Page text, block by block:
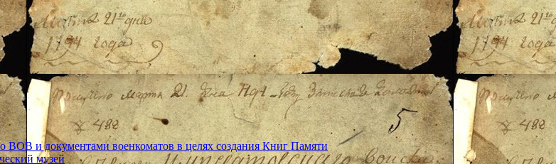
и документами военкоматов в целях создания Книг Памяти
музей